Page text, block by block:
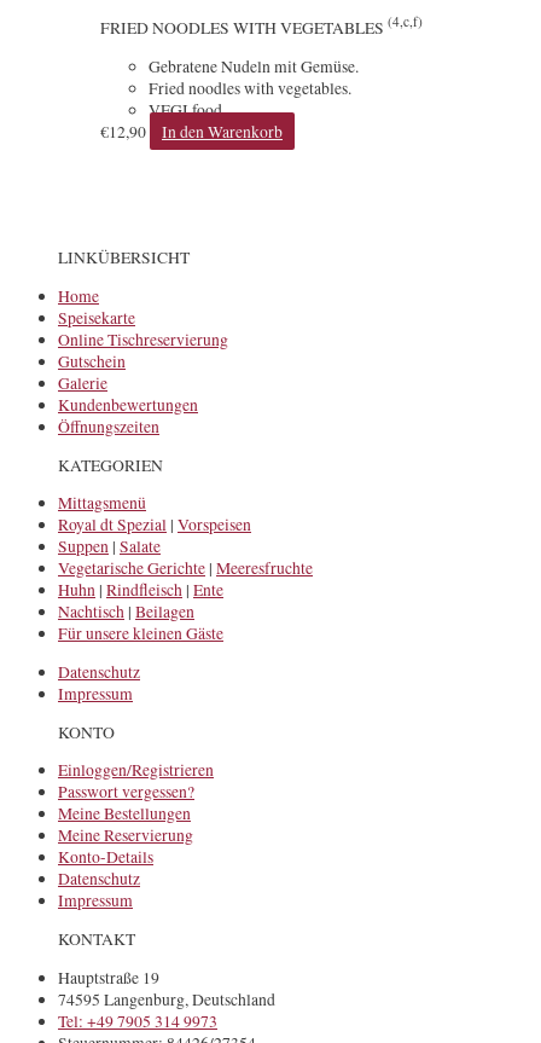
FRIED NOODLES WITH VEGETABLES (4,c,f)
Gebratene Nudeln mit Gemüse.
Fried noodles with vegetables.
VEGI food.
€12,90 In den Warenkorb
LINKÜBERSICHT
Home
Speisekarte
Online Tischreservierung
Gutschein
Galerie
Kundenbewertungen
Öffnungszeiten
KATEGORIEN
Mittagsmenü
Royal dt Spezial | Vorspeisen
Suppen | Salate
Vegetarische Gerichte | Meeresfruchte
Huhn | Rindfleisch | Ente
Nachtisch | Beilagen
Für unsere kleinen Gäste
Datenschutz
Impressum
KONTO
Einloggen/Registrieren
Passwort vergessen?
Meine Bestellungen
Meine Reservierung
Konto-Details
Datenschutz
Impressum
KONTAKT
Hauptstraße 19
74595 Langenburg, Deutschland
Tel: +49 7905 314 9973